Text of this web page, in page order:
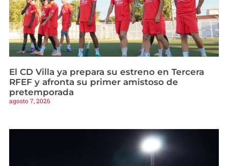
El CD Villa ya prepara su estreno en Tercera
RFEF y afronta su primer amistoso de
pretemporada
agosto 7, 2026